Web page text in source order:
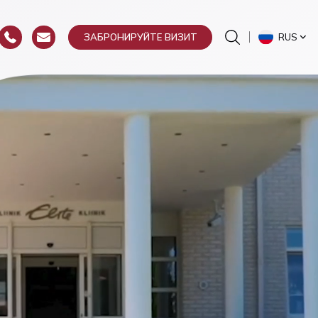
ЗАБРОНИРУЙТЕ ВИЗИТ RUS